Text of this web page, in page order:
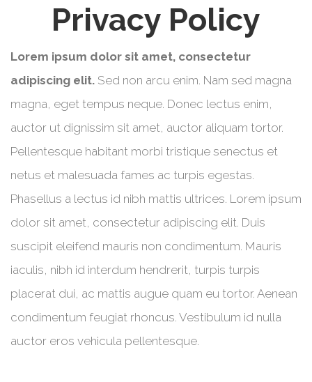
Privacy Policy
Lorem ipsum dolor sit amet, consectetur
adipiscing elit. Sed non arcu enim. Nam sed magna
magna, eget tempus neque. Donec lectus enim,
auctor ut dignissim sit amet, auctor aliquam tortor.
Pellentesque habitant morbi tristique senectus et
netus et malesuada fames ac turpis egestas.
Phasellus a lectus id nibh mattis ultrices. Lorem ipsum
dolor sit amet, consectetur adipiscing elit. Duis
suscipit eleifend mauris non condimentum. Mauris
iaculis, nibh id interdum hendrerit, turpis turpis
placerat dui, ac mattis augue quam eu tortor. Aenean
condimentum feugiat rhoncus. Vestibulum id nulla
auctor eros vehicula pellentesque.